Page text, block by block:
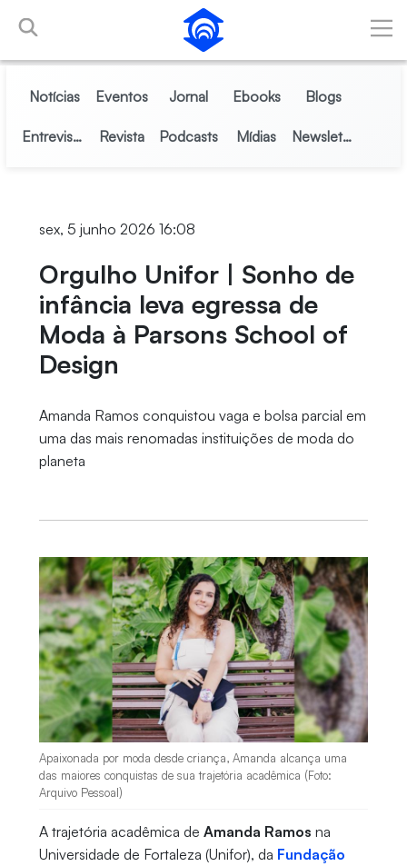
Pular para o Conteúdo principal
Notícias Eventos Jornal Ebooks Blogs
Entrevistas Revista Podcasts Mídias Newsletter
sex, 5 junho 2026 16:08
Orgulho Unifor | Sonho de
infância leva egressa de
Moda à Parsons School of
Design
Amanda Ramos conquistou vaga e bolsa parcial em
uma das mais renomadas instituições de moda do
planeta
Apaixonada por moda desde criança, Amanda alcança uma
das maiores conquistas de sua trajetória acadêmica (Foto:
Arquivo Pessoal)
A trajetória acadêmica de Amanda Ramos na
Universidade de Fortaleza (Unifor), da Fundação